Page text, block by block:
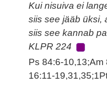
Kui nisuiva ei
siis see jääb üksi,
siis see kannab
KLPR 224
Ps 84:6-10,13;Am
16:11-